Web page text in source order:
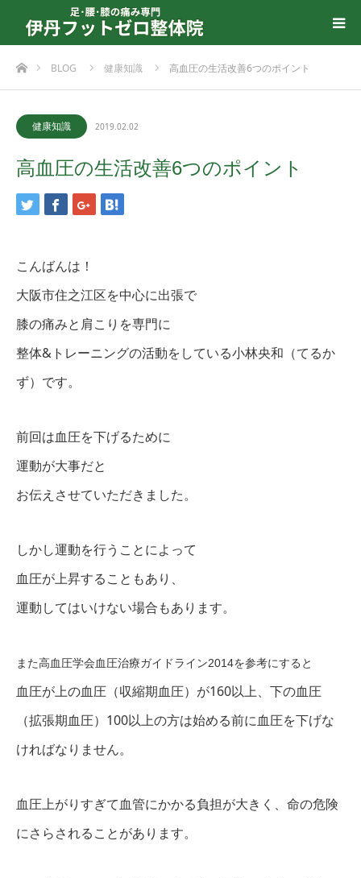
ホームBLOG 健康知識 高血圧の生活改善6つのポイント
健康知識 2019.02.02
高血圧の生活改善6つのポイント
こんばんは！
大阪市住之江区を中心に出張で
膝の痛みと肩こりを専門に
整体&トレーニングの活動をしている小林央和（てるか
ず）です。
前回は血圧を下げるために
運動が大事だと
お伝えさせていただきました。
しかし運動を行うことによって
血圧が上昇することもあり、
運動してはいけない場合もあります。
また高血圧学会血圧治療ガイドライン2014を参考にすると
血圧が上の血圧（収縮期血圧）が160以上、下の血圧
（拡張期血圧）100以上の方は始める前に血圧を下げな
ければなりません。
血圧上がりすぎて血管にかかる負担が大きく、命の危険
にさらされることがあります。